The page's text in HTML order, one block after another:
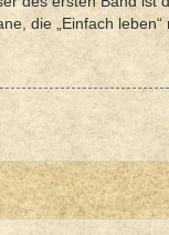
die „Einfach leben“